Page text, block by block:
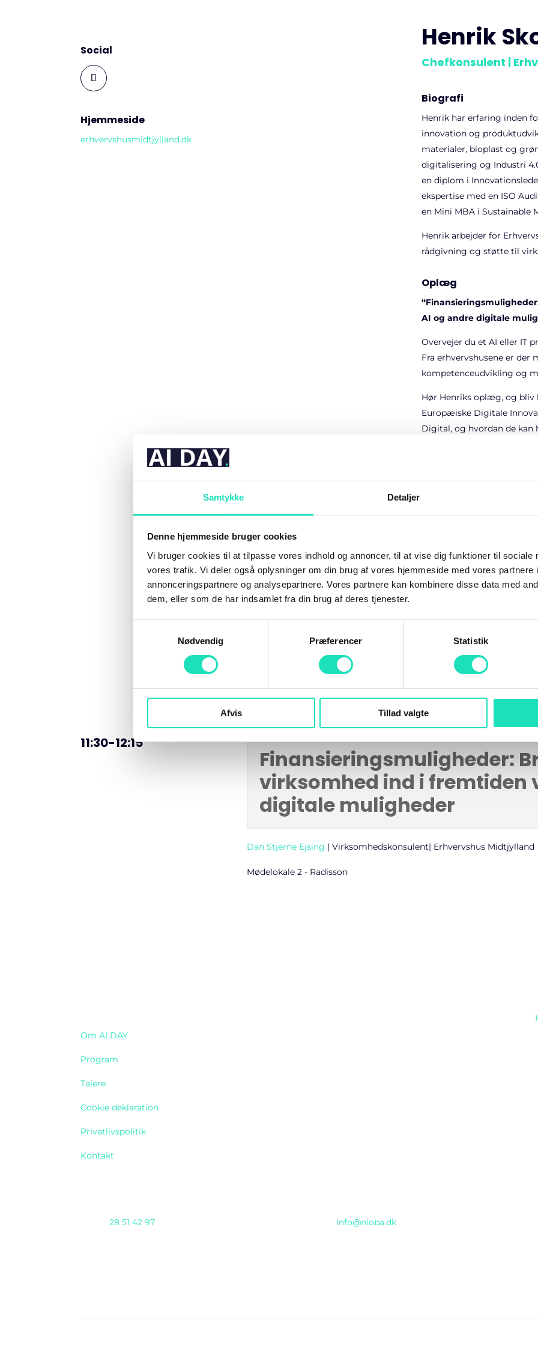
Samtykke Detaljer
Denne hjemmeside bruger cookies
Vi bruger cookies til at tilpasse vores indhold og annoncer, til at vise dig funktioner til sociale
vores trafik. Vi deler også oplysninger om din brug af vores hjemmeside med vores partnere
annonceringspartnere og analysepartnere. Vores partnere kan kombinere disse data med
dem, eller som de har indsamlet fra din brug af deres tjenester.
Nødvendig
Præferencer Statistik
Afvis Tillad valgte
Social
Hjemmeside
erhvervshusmidtjylland.dk
Henrik
Chefkonsulent |
Biografi
Henrik har erfaring inden
innovation og
materialer, bioplast og
digitalisering og Industri
en diplom i
ekspertise med en ISO
en Mini MBA i Sustainable
Henrik arbejder for
rådgivning og støtte til
Oplæg
AI og andre digitale
Overvejer du et AI eller IT
Fra erhvervshusene er der
kompetenceudvikling og
Hør Henriks oplæg, og bliv
Europæiske Digitale
Digital, og hvordan de
Udover deltagelse af
Lyder det spændende?
Gå ikke glip af Henriks oplæg til AI DAY.
11:30-12:15
Finansieringsmuligheder:
virksomhed ind i fremtiden
digitale muligheder
Dan Stjerne Ejsing | Virksomhedskonsulent| Erhvervshus Midtjylland
Mødelokale 2 - Radisson
Om AI DAY
Program
Talere
Cookie deklaration
Privatlivspolitik
Kontakt
28 51 42 97 info@nioba.dk